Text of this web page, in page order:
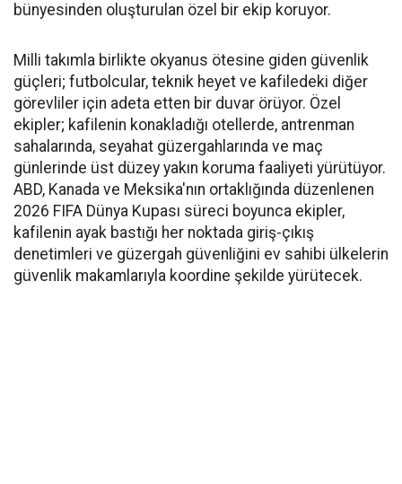
bünyesinden oluşturulan özel bir ekip koruyor.
Milli takımla birlikte okyanus ötesine giden güvenlik
güçleri; futbolcular, teknik heyet ve kafiledeki diğer
görevliler için adeta etten bir duvar örüyor. Özel
ekipler; kafilenin konakladığı otellerde, antrenman
sahalarında, seyahat güzergahlarında ve maç
günlerinde üst düzey yakın koruma faaliyeti yürütüyor.
ABD, Kanada ve Meksika'nın ortaklığında düzenlenen
2026 FIFA Dünya Kupası süreci boyunca ekipler,
kafilenin ayak bastığı her noktada giriş-çıkış
denetimleri ve güzergah güvenliğini ev sahibi ülkelerin
güvenlik makamlarıyla koordine şekilde yürütecek.